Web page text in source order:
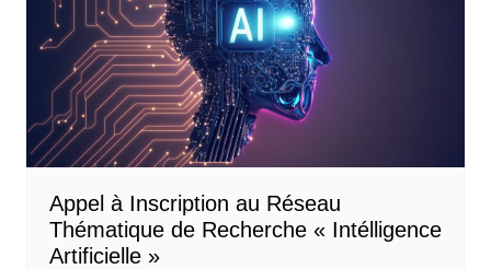
Appel à Inscription au Réseau
Thématique de Recherche « Intélligence
Artificielle »